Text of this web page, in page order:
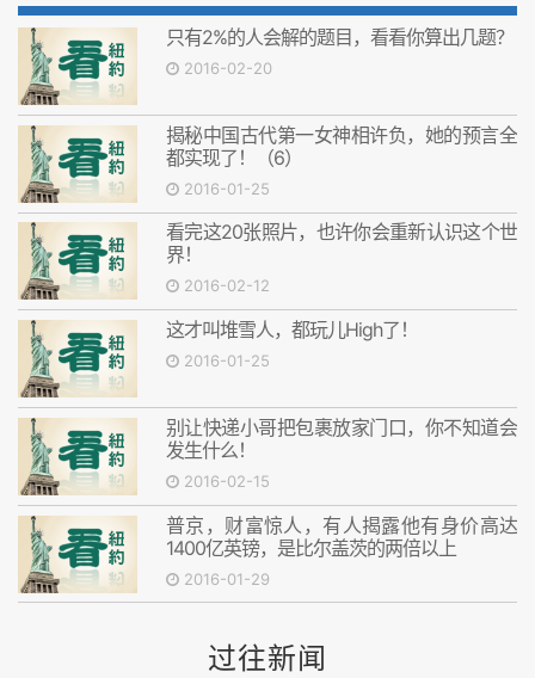
只有2%的人会解的题目，看看你算出几题？
2016-02-20
揭秘中国古代第一女神相许负，她的预言全
都实现了！（6）
2016-01-25
看完这20张照片，也许你会重新认识这个世
界！
2016-02-12
这才叫堆雪人，都玩儿High了！
2016-01-25
别让快递小哥把包裹放家门口，你不知道会
发生什么！
2016-02-15
普京，财富惊人，有人揭露他有身价高达
1400亿英镑，是比尔盖茨的两倍以上
2016-01-29
过往新闻